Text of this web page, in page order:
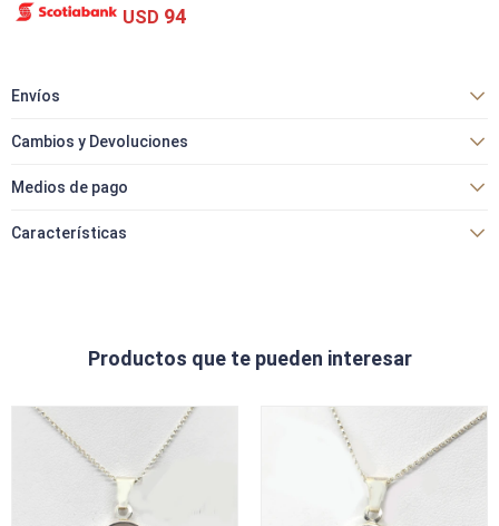
USD 94
Envíos
Cambios y Devoluciones
Medios de pago
Características
Productos que te pueden interesar